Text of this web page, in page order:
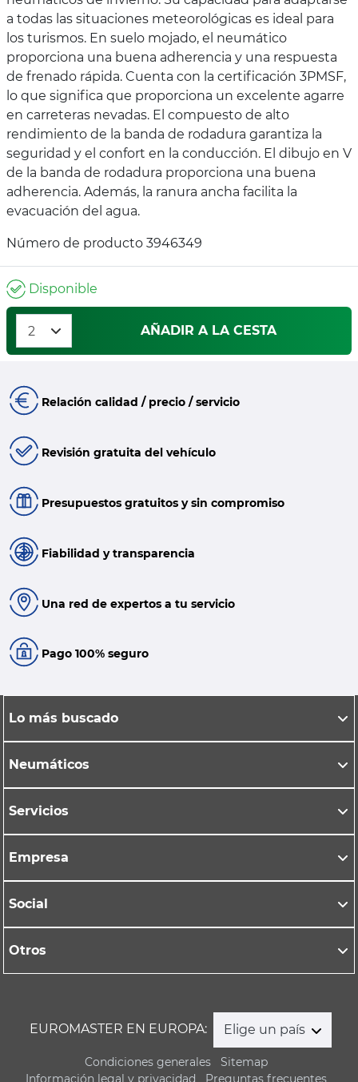
a todas las situaciones meteorológicas es ideal para
los turismos. En suelo mojado, el neumático
proporciona una buena adherencia y una respuesta
de frenado rápida. Cuenta con la certificación 3PMSF,
lo que significa que proporciona un excelente agarre
en carreteras nevadas. El compuesto de alto
rendimiento de la banda de rodadura garantiza la
seguridad y el confort en la conducción. El dibujo en V
de la banda de rodadura proporciona una buena
adherencia. Además, la ranura ancha facilita la
evacuación del agua.
Número de producto 3946349
Disponible
AÑADIR A LA CESTA
Relación calidad / precio / servicio
Revisión gratuita del vehículo
Presupuestos gratuitos y sin compromiso
Fiabilidad y transparencia
Una red de expertos a tu servicio
Pago 100% seguro
Lo más buscado
Neumáticos
Servicios
Empresa
Social
Otros
EUROMASTER EN EUROPA: Elige un país
Condiciones generales
Sitemap
Información legal y privacidad
Preguntas frecuentes